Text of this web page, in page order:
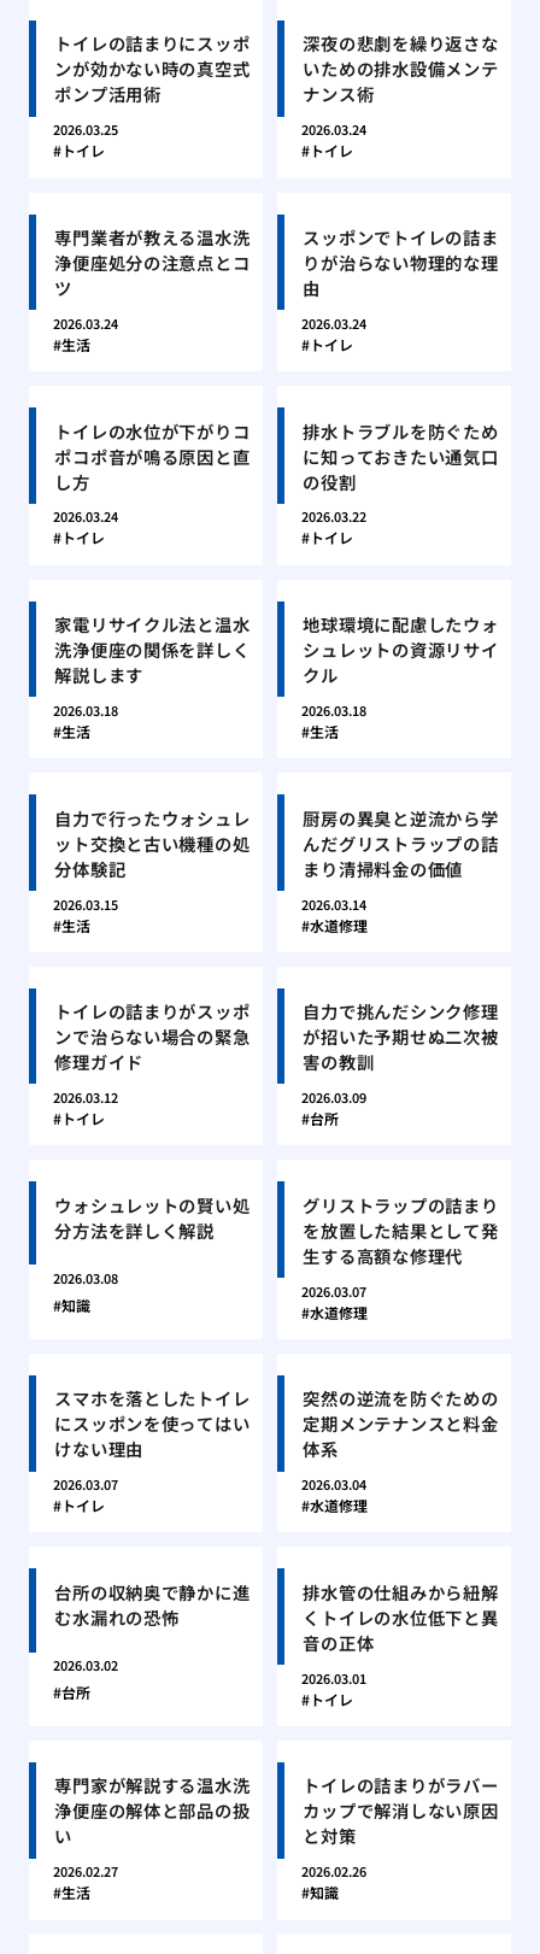
トイレの詰まりにスッポ
ンが効かない時の真空式
ポンプ活用術
2026.03.25
トイレ
深夜の悲劇を繰り返さな
いための排水設備メンテ
ナンス術
2026.03.24
トイレ
専門業者が教える温水洗
浄便座処分の注意点とコ
ツ
2026.03.24
生活
スッポンでトイレの詰ま
りが治らない物理的な理
由
2026.03.24
トイレ
トイレの水位が下がりコ
ポコポ音が鳴る原因と直
し方
2026.03.24
トイレ
排水トラブルを防ぐため
に知っておきたい通気口
の役割
2026.03.22
トイレ
家電リサイクル法と温水
洗浄便座の関係を詳しく
解説します
2026.03.18
生活
地球環境に配慮したウォ
シュレットの資源リサイ
クル
2026.03.18
生活
自力で行ったウォシュレ
ット交換と古い機種の処
分体験記
2026.03.15
生活
厨房の異臭と逆流から学
んだグリストラップの詰
まり清掃料金の価値
2026.03.14
水道修理
トイレの詰まりがスッポ
ンで治らない場合の緊急
修理ガイド
2026.03.12
トイレ
自力で挑んだシンク修理
が招いた予期せぬ二次被
害の教訓
2026.03.09
台所
ウォシュレットの賢い処
分方法を詳しく解説
2026.03.08
知識
グリストラップの詰まり
を放置した結果として発
生する高額な修理代
2026.03.07
水道修理
スマホを落としたトイレ
にスッポンを使ってはい
けない理由
2026.03.07
トイレ
突然の逆流を防ぐための
定期メンテナンスと料金
体系
2026.03.04
水道修理
台所の収納奥で静かに進
む水漏れの恐怖
2026.03.02
台所
排水管の仕組みから紐解
くトイレの水位低下と異
音の正体
2026.03.01
トイレ
専門家が解説する温水洗
浄便座の解体と部品の扱
い
2026.02.27
生活
トイレの詰まりがラバー
カップで解消しない原因
と対策
2026.02.26
知識